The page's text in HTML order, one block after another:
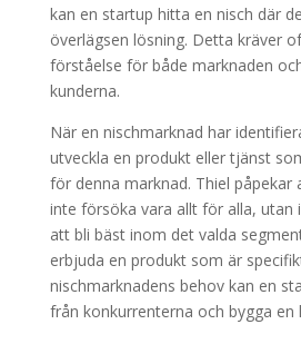
kan en startup hitta en nisch där
överlägsen lösning. Detta kräver
förståelse för både marknaden
kunderna.
När en nischmarknad har
utveckla en produkt eller tjänst
för denna marknad. Thiel
inte försöka vara allt för alla, utan
att bli bäst inom det valda
erbjuda en produkt som är
nischmarknadens behov kan en
från konkurrenterna och bygga en